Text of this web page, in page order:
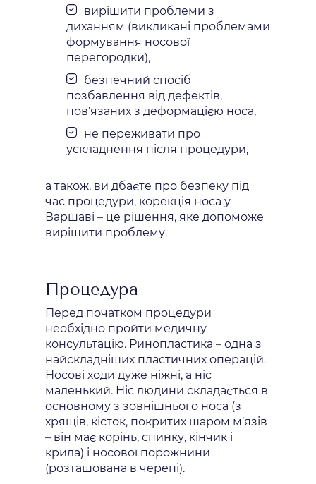
вирішити проблеми з
диханням (викликані проблемами
формування носової
перегородки),
безпечний спосіб
позбавлення від дефектів,
пов’язаних з деформацією носа,
не переживати про
ускладнення після процедури,
а також, ви дбаєте про безпеку під
час процедури, корекція носа у
Варшаві – це рішення, яке допоможе
вирішити проблему.
Процедура
Перед початком процедури
необхідно пройти медичну
консультацію. Ринопластика – одна з
найскладніших пластичних операцій.
Носові ходи дуже ніжні, а ніс
маленький. Ніс людини складається в
основному з зовнішнього носа (з
хрящів, кісток, покритих шаром м’язів
– він має корінь, спинку, кінчик і
крила) і носової порожнини
(розташована в черепі).